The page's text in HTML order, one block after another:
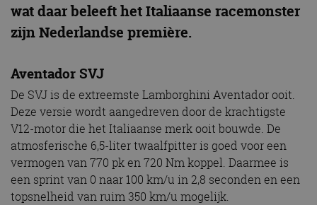
wat daar beleeft het Italiaanse racemonster
zijn Nederlandse première.
Aventador SVJ
De SVJ is de extreemste Lamborghini Aventador ooit.
Deze versie wordt aangedreven door de krachtigste
V12-motor die het Italiaanse merk ooit bouwde. De
atmosferische 6,5-liter twaalfpitter is goed voor een
vermogen van 770 pk en 720 Nm koppel. Daarmee is
een sprint van 0 naar 100 km/u in 2,8 seconden en een
topsnelheid van ruim 350 km/u mogelijk.